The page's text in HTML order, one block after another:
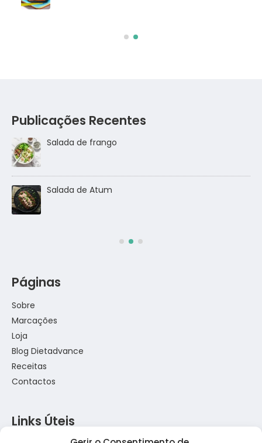
Publicações Recentes
Salada de frango
Salada de Atum
Páginas
Sobre
Marcações
Loja
Blog Dietadvance
Receitas
Contactos
Links Úteis